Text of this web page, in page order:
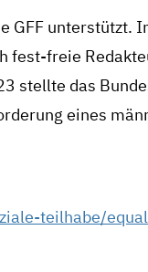
GFF unterstützt.
fest-freie
stellte das
eines
teilhabe/